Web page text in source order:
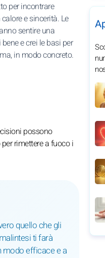
per incontrare
e sincerità. Le
sentire una
e crei le basi per
in modo concreto.
possono
rimettere a fuoco i
quello che gli
ti farà
modo efficace e a